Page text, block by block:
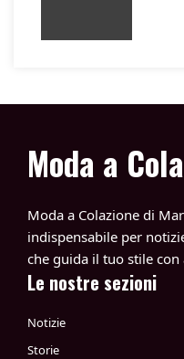
Moda a
Moda a Colazione di
indispensabile per
che guida il tuo stile
Le nostre sezioni
Notizie
Storie